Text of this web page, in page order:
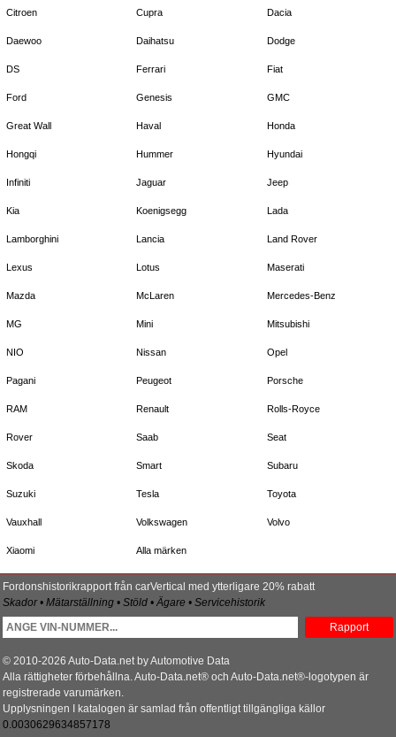
Citroen Cupra Dacia
Daewoo Daihatsu Dodge
DS Ferrari Fiat
Ford Genesis GMC
Great Wall Haval Honda
Hongqi Hummer Hyundai
Infiniti Jaguar Jeep
Kia Koenigsegg Lada
Lamborghini Lancia Land Rover
Lexus Lotus Maserati
Mazda McLaren Mercedes-Benz
MG Mini Mitsubishi
NIO Nissan Opel
Pagani Peugeot Porsche
RAM Renault Rolls-Royce
Rover Saab Seat
Skoda Smart Subaru
Suzuki Tesla Toyota
Vauxhall Volkswagen Volvo
Xiaomi Alla märken
Fordonshistorikrapport från carVertical med ytterligare 20% rabatt
Skador • Mätarställning • Stöld • Ägare • Servicehistorik
Rapport
© 2010-2026 Auto-Data.net by Automotive Data
Alla rättigheter förbehållna. Auto-Data.net® och Auto-Data.net®-logotypen är
registrerade varumärken.
Upplysningen I katalogen är samlad från offentligt tillgängliga källor
0.0030629634857178